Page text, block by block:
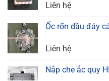
Liên hệ
Ốc rốn dầu đáy
Liên hệ
Nắp che ắc quy